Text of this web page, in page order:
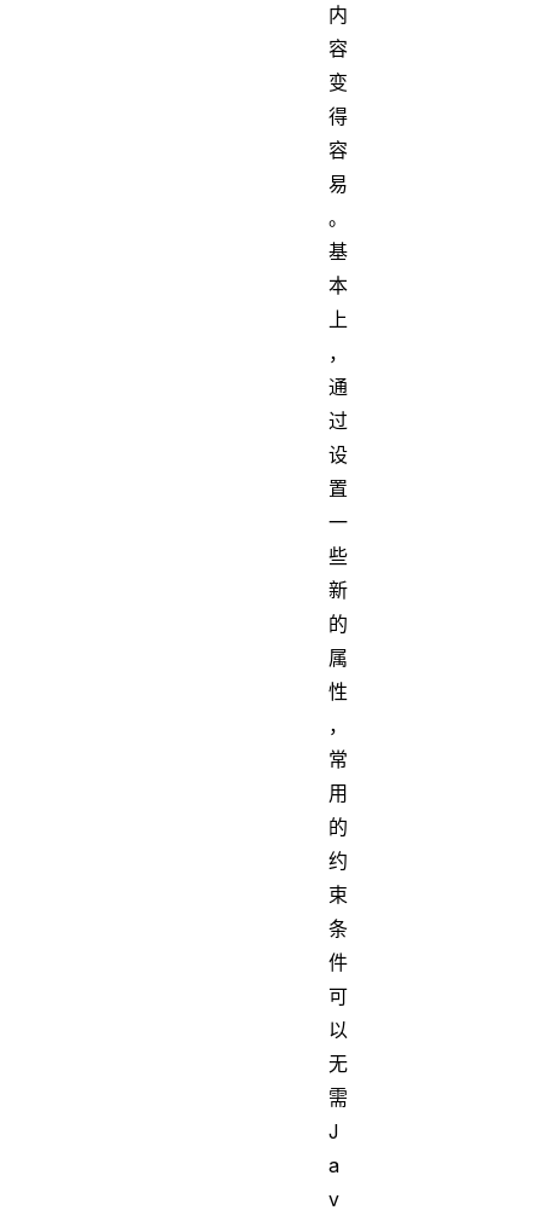
内
容
变
得
容
易
。
基
本
上
，
通
过
设
置
一
些
新
的
属
性
，
常
用
的
约
束
条
件
可
以
无
需
J
a
v